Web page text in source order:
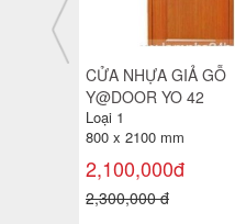
CỬA NHỰA GIẢ GỖ
Y@DOOR PVC 04-731
Loại 1
750 x 2000 mm
1,600,000đ
1,900,000 đ